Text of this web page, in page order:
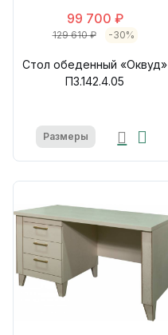
99 700 ₽
129 610 ₽ -30%
Стол обеденный «Оквуд»
П3.142.4.05
Размеры